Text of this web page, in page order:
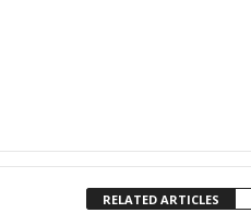
RELATED ARTICLES